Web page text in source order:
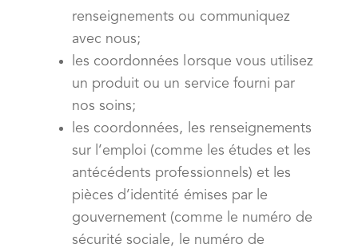
renseignements ou communiquez
avec nous;
les coordonnées lorsque vous utilisez
un produit ou un service fourni par
nos soins;
les coordonnées, les renseignements
sur l’emploi (comme les études et les
antécédents professionnels) et les
pièces d’identité émises par le
gouvernement (comme le numéro de
sécurité sociale, le numéro de